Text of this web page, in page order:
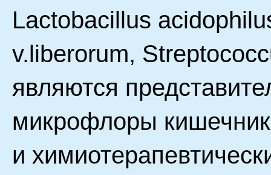
Lactobacillus
v.liberorum,
являются
микрофлоры
и